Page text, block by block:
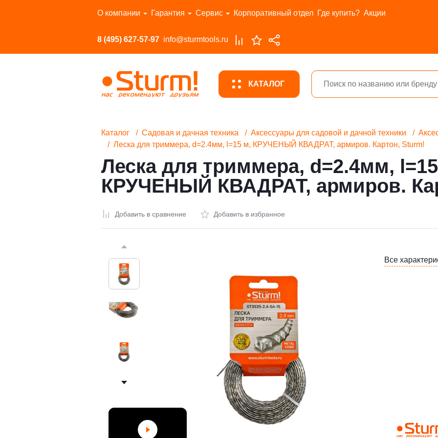
О компании Гарантия Сервис Корпоративный отдел Где купить? Акции
8 (495) 627-57-97 info@sturmtools.ru
КАТАЛОГ
Перейти в каталог
Каталог Садовая и дачная техника Аксессуары для садовой и дачной техники
Леска для триммера, d=2.4мм, l=15 м, КРУЧЕНЫЙ КВАДРАТ, армиров. Картон, Sturm!
Леска для триммера, d=2.4мм,
КРУЧЕНЫЙ КВАДРАТ, армиров.
Добавить в сравнение Добавить в избранное
Все